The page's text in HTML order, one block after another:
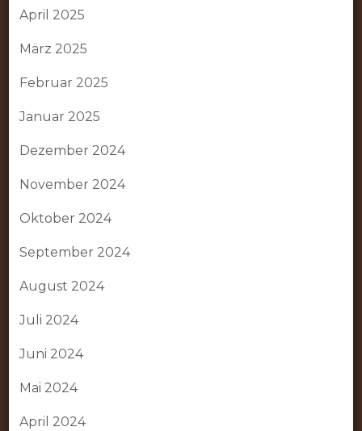
April 2025
März 2025
Februar 2025
Januar 2025
Dezember 2024
November 2024
Oktober 2024
September 2024
August 2024
Juli 2024
Juni 2024
Mai 2024
April 2024